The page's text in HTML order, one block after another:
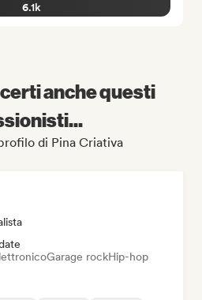
6.1k
anche questi
di Pina Criativa
Garage rockHip-hop